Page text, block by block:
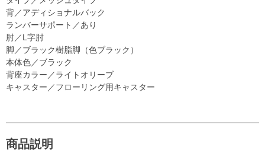
背／アディショナルバック
ランバーサポート／あり
肘／L字肘
脚／ブラック樹脂脚（色ブラック）
本体色／ブラック
背座カラー／ライトオリーブ
キャスター／フローリング用キャスター
商品説明